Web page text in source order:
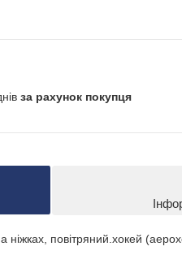
за рахунок покупця
повітряний.хокей